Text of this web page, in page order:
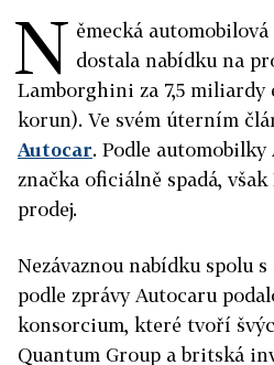
N ěmecká
dostala nabídku na
Lamborghini za 7,5 miliardy
korun). Ve svém úterním
Autocar. Podle
značka oficiálně spadá,
prodej.
Nezávaznou nabídku spolu
podle zprávy Autocaru
konsorcium, které tvoří
Quantum Group a britská